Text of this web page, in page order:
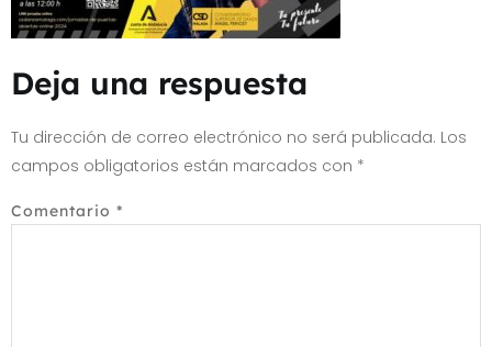
Deja una respuesta
Tu dirección de correo electrónico no será publicada. Los
campos obligatorios están marcados con *
Comentario *